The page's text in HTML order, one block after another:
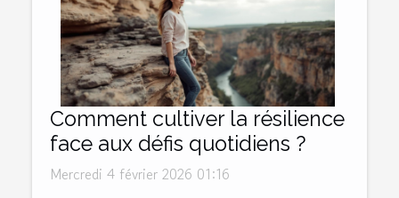
Comment cultiver la résilience
face aux défis quotidiens ?
Mercredi 4 février 2026 01:16